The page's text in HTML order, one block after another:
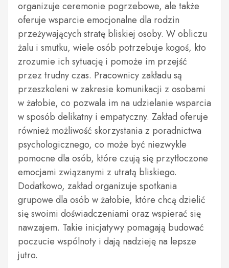
organizuje ceremonie pogrzebowe, ale także
oferuje wsparcie emocjonalne dla rodzin
przeżywających stratę bliskiej osoby. W obliczu
żalu i smutku, wiele osób potrzebuje kogoś, kto
zrozumie ich sytuację i pomoże im przejść
przez trudny czas. Pracownicy zakładu są
przeszkoleni w zakresie komunikacji z osobami
w żałobie, co pozwala im na udzielanie wsparcia
w sposób delikatny i empatyczny. Zakład oferuje
również możliwość skorzystania z poradnictwa
psychologicznego, co może być niezwykle
pomocne dla osób, które czują się przytłoczone
emocjami związanymi z utratą bliskiego.
Dodatkowo, zakład organizuje spotkania
grupowe dla osób w żałobie, które chcą dzielić
się swoimi doświadczeniami oraz wspierać się
nawzajem. Takie inicjatywy pomagają budować
poczucie wspólnoty i dają nadzieję na lepsze
jutro.